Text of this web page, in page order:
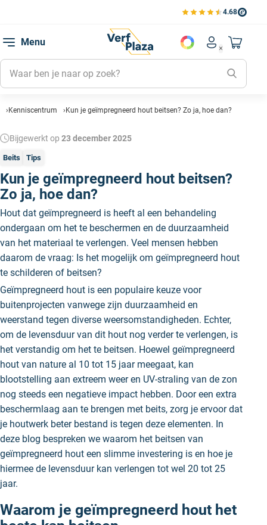
4.68
Bekijk de verfplaza
Menu
Account
Mijn
Mijn
Mijn
Naar
Kenniscentrum Kun je geïmpregneerd hout beitsen? Zo ja, hoe dan?
Bijgewerkt op 23 december 2025
Beits Tips
Kun je geïmpregneerd hout beitsen?
Zo ja, hoe dan?
Hout dat geïmpregneerd is heeft al een behandeling
ondergaan om het te beschermen en de duurzaamheid
van het materiaal te verlengen. Veel mensen hebben
daarom de vraag: Is het mogelijk om geïmpregneerd hout
te schilderen of beitsen?
Geïmpregneerd hout is een populaire keuze voor
buitenprojecten vanwege zijn duurzaamheid en
weerstand tegen diverse weersomstandigheden. Echter,
om de levensduur van dit hout nog verder te verlengen, is
het verstandig om het te beitsen. Hoewel geïmpregneerd
hout van nature al 10 tot 15 jaar meegaat, kan
blootstelling aan extreem weer en UV-straling van de zon
nog steeds een negatieve impact hebben. Door een extra
beschermlaag aan te brengen met beits, zorg je ervoor dat
je houtwerk beter bestand is tegen deze elementen. In
deze blog bespreken we waarom het beitsen van
geïmpregneerd hout een slimme investering is en hoe je
hiermee de levensduur kan verlengen tot wel 20 tot 25
jaar.
Waarom je geïmpregneerd hout het